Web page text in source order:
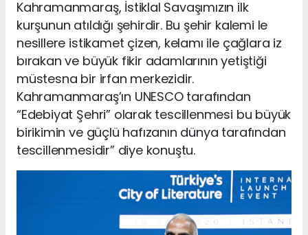
Kahramanmaraş, İstiklal Savaşımızın ilk
kurşunun atıldığı şehirdir. Bu şehir kalemi le
nesillere istikamet çizen, kelamı ile çağlara iz
bırakan ve büyük fikir adamlarının yetiştiği
müstesna bir irfan merkezidir.
Kahramanmaraş’ın UNESCO tarafından
“Edebiyat Şehri” olarak tescillenmesi bu büyük
birikimin ve güçlü hafızanın dünya tarafından
tescillenmesidir” diye konuştu.